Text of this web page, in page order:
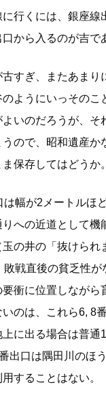
行くには、銀座線
から入るのが吉で
すぎ、またあまり
ようにいっそのこ
いのだろうが、そ
ので、昭和遺産か
保存してはどうか。
幅が2メートルほ
への近道として機
の井の「抜けられ
敗戦直後の貧乏性が
衝に位置しながら
のは、これら6, 8
に出る場合は普通
出口は隅田川のほ
することはない。